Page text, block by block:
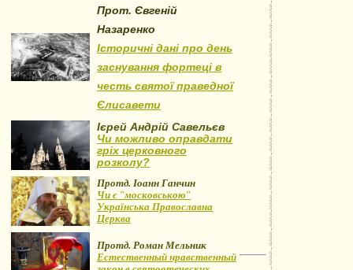
Прот. Євгеній
Назаренко
Історичні дані про день
заснування фортеці в
честь святої праведної
Єлисавети
Ієрей Андрій Савельєв
Чи можливо оправдати
гріх церковного
розколу?
Протд. Іоанн Ганчин
Чи є "московською"
Українська Православна
Церква
Протд. Роман Мельник
Естественный нравственный